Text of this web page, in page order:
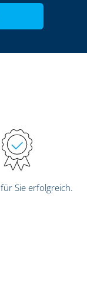
für Sie erfolgreich.